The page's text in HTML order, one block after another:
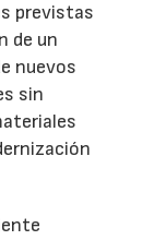
previstas
de un
nuevos
sin